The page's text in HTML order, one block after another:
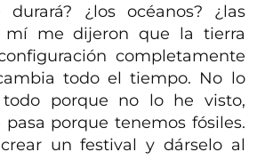
durará? ¿los océanos? ¿las
mí me dijeron que la tierra
completamente
todo el tiempo. No lo
porque no lo he visto,
porque tenemos fósiles.
un festival y dárselo al